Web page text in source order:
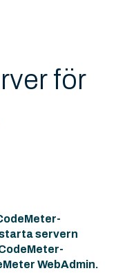
för
servern
WebAdmin.